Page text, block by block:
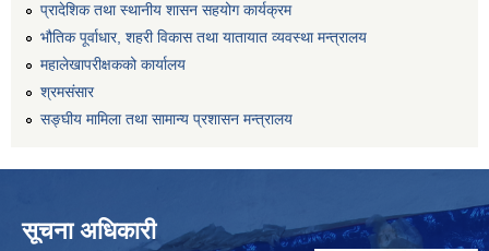
प्रादेशिक तथा स्थानीय शासन सहयोग कार्यक्रम
भौतिक पूर्वाधार, शहरी विकास तथा यातायात व्यवस्था मन्त्रालय
महालेखापरीक्षकको कार्यालय
श्रमसंसार
सङ्घीय मामिला तथा सामान्य प्रशासन मन्त्रालय
सूचना अधिकारी